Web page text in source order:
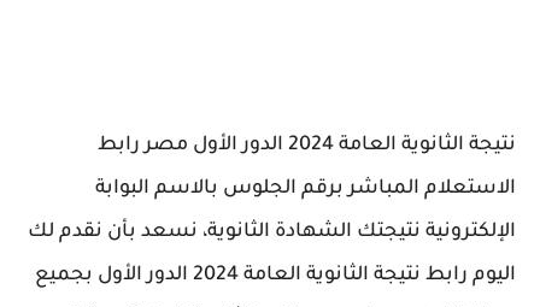
نتيجة الثانوية العامة 2024 الدور الأول مصر رابط
الاستعلام المباشر برقم الجلوس بالاسم البوابة
الإلكترونية نتيجتك الشهادة الثانوية، نسعد بأن نقدم لك
اليوم رابط نتيجة الثانوية العامة 2024 الدور الأول بجميع